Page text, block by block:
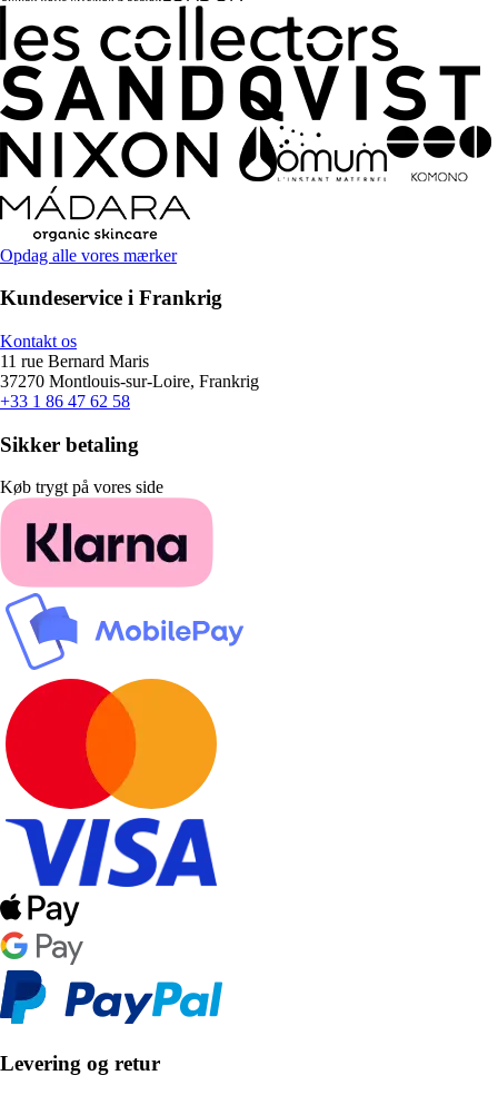
Opdag alle vores mærker
Kundeservice i Frankrig
Kontakt os
11 rue Bernard Maris
37270 Montlouis-sur-Loire, Frankrig
+33 1 86 47 62 58
Sikker betaling
Køb trygt på vores side
Levering og retur